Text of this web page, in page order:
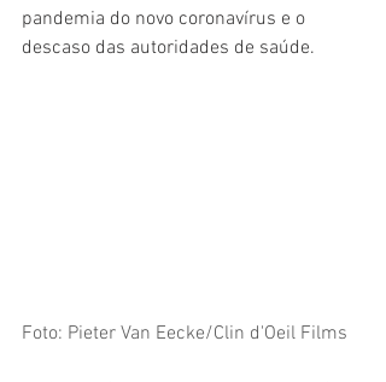
pandemia do novo coronavírus e o
descaso das autoridades de saúde.
Foto: Pieter Van Eecke/Clin d'Oeil Films